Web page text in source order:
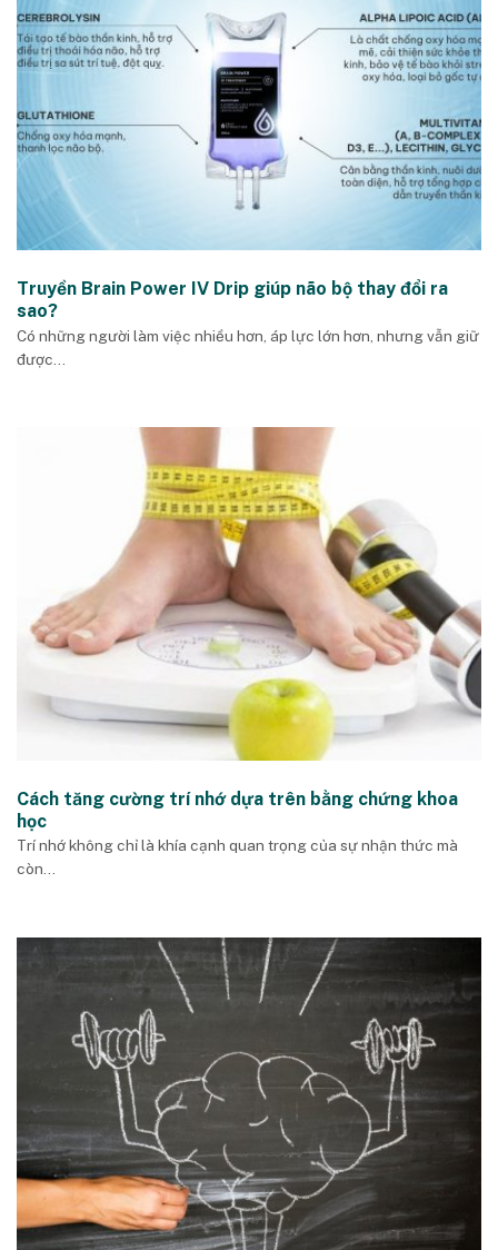
Truyền Brain Power IV Drip giúp não bộ thay đổi ra
sao?
Có những người làm việc nhiều hơn, áp lực lớn hơn, nhưng vẫn giữ
được...
Cách tăng cường trí nhớ dựa trên bằng chứng khoa
học
Trí nhớ không chỉ là khía cạnh quan trọng của sự nhận thức mà
còn...